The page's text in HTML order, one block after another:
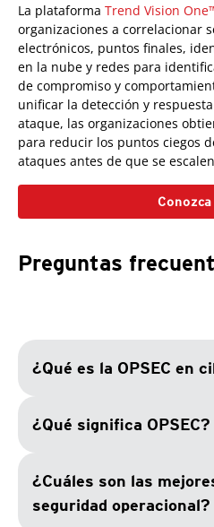
La plataforma Trend Vision
organizaciones a correlacionar
electrónicos, puntos finales,
en la nube y redes para
de compromiso y
unificar la detección y
ataque, las organizaciones
para reducir los puntos ciegos
ataques antes de que se
Preguntas
¿Qué es la OPSEC en
¿Qué significa OPSEC?
¿Cuáles son las
seguridad operacional?